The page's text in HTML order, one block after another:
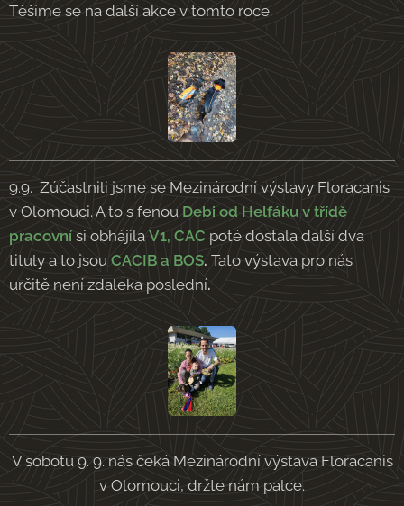
Těšíme se na další akce v tomto roce.
9.9. Zúčastnili jsme se Mezinárodní výstavy Floracanis
v Olomouci. A to s fenou Debi od Helfáku v třídě
pracovnísi obhájilaV1, CAC poté dostala další dva
tituly a to jsou CACIB a BOS. Tato výstava pro nás
určitě není zdaleka poslední.
V sobotu 9. 9. nás čeká Mezinárodní výstava Floracanis
v Olomouci, držte nám palce.